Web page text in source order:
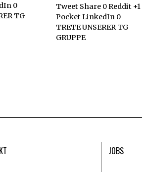
0
TG
Tweet Share 0 Reddit +1
Pocket LinkedIn 0
TRETE UNSERER TG
GRUPPE
JOBS